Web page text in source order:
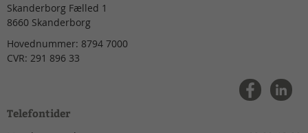
Skanderborg Fælled 1
8660 Skanderborg
Hovednummer: 8794 7000
CVR: 291 896 33
Telefontider